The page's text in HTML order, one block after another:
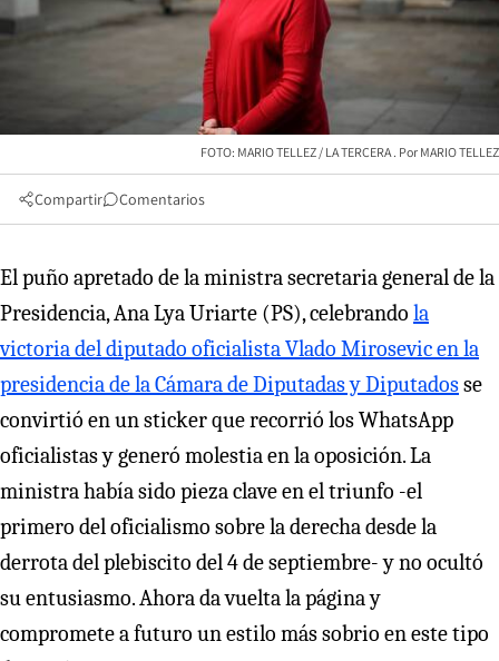
FOTO: MARIO TELLEZ / LA TERCERA MARIO TELLEZ
Compartir Comentarios
El puño apretado de la ministra secretaria general de la
Presidencia, Ana Lya Uriarte (PS), celebrando la
victoria del diputado oficialista Vlado Mirosevic en la
presidencia de la Cámara de Diputadas y Diputadosse
convirtió en un sticker que recorrió los WhatsApp
oficialistas y generó molestia en la oposición. La
ministra había sido pieza clave en el triunfo -el
primero del oficialismo sobre la derecha desde la
derrota del plebiscito del 4 de septiembre- y no ocultó
su entusiasmo. Ahora da vuelta la página y
compromete a futuro un estilo más sobrio en este tipo